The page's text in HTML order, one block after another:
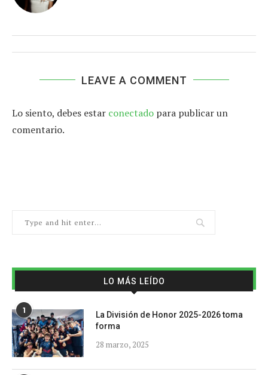
LEAVE A COMMENT
Lo siento, debes estar conectado para publicar un
comentario.
LO MÁS LEÍDO
1
La División de Honor 2025-2026 toma
forma
28 marzo, 2025